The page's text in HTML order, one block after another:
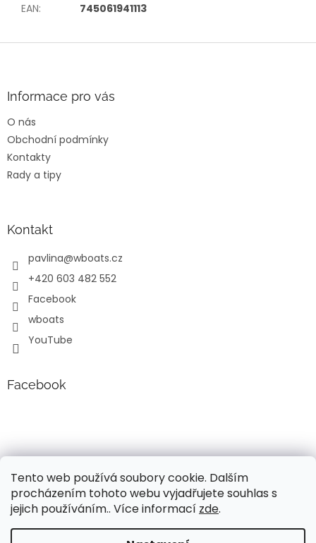
Tento web používá soubory cookie. Dalším
procházením tohoto webu vyjadřujete souhlas s
jejich používáním.. Více informací zde.
EAN: 745061941113
Informace pro vás
O nás
Obchodní podmínky
Kontakty
Rady a tipy
Kontakt
pavlina@wboats.cz
+420 603 482 552
Facebook
wboats
YouTube
Facebook
Vytvořil Shoptet